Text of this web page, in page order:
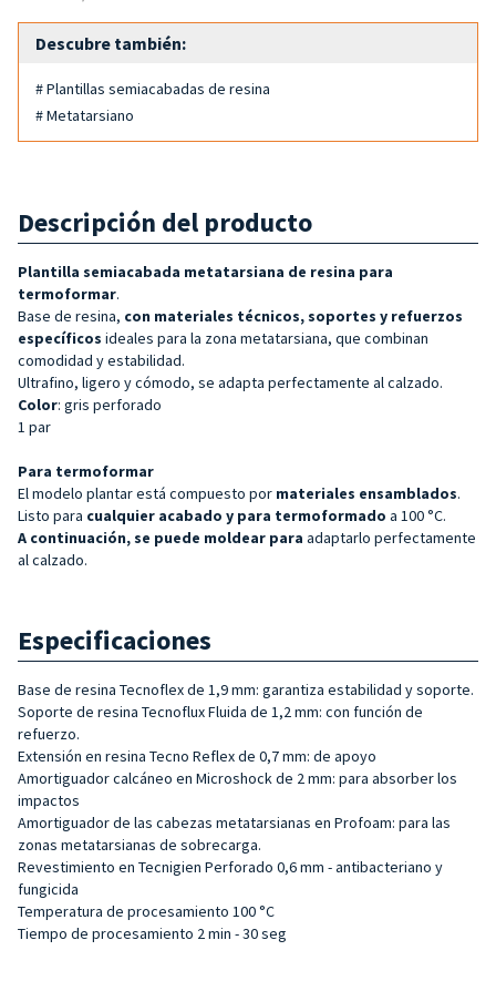
Descubre también:
# Plantillas semiacabadas de resina
# Metatarsiano
Descripción del producto
Plantilla semiacabada metatarsiana de resina para
termoformar.
Base de resina, con materiales técnicos, soportes y refuerzos
específicos ideales para la zona metatarsiana, que combinan
comodidad y estabilidad.
Ultrafino, ligero y cómodo, se adapta perfectamente al calzado.
Color: gris perforado
1 par
Para termoformar
El modelo plantar está compuesto por materiales ensamblados.
Listo para cualquier acabado y para termoformado a 100 °C.
A continuación, se puede moldear para adaptarlo perfectamente
al calzado.
Especificaciones
Base de resina Tecnoflex de 1,9 mm: garantiza estabilidad y soporte.
Soporte de resina Tecnoflux Fluida de 1,2 mm: con función de
refuerzo.
Extensión en resina Tecno Reflex de 0,7 mm: de apoyo
Amortiguador calcáneo en Microshock de 2 mm: para absorber los
impactos
Amortiguador de las cabezas metatarsianas en Profoam: para las
zonas metatarsianas de sobrecarga.
Revestimiento en Tecnigien Perforado 0,6 mm - antibacteriano y
fungicida
Temperatura de procesamiento 100 °C
Tiempo de procesamiento 2 min - 30 seg